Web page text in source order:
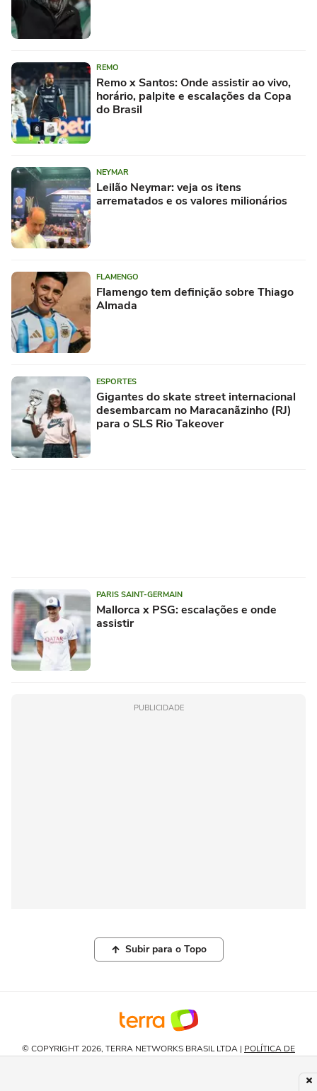
REMO
Remo x Santos: Onde assistir ao vivo,
horário, palpite e escalações da Copa
do Brasil
NEYMAR
Leilão Neymar: veja os itens
arrematados e os valores milionários
FLAMENGO
Flamengo tem definição sobre Thiago
Almada
ESPORTES
Gigantes do skate street internacional
desembarcam no Maracanãzinho (RJ)
para o SLS Rio Takeover
PARIS SAINT-GERMAIN
Mallorca x PSG: escalações e onde
assistir
PUBLICIDADE
Subir para o Topo
© COPYRIGHT 2026, TERRA NETWORKS BRASIL LTDA | POLÍTICA DE
PRIVACIDADE